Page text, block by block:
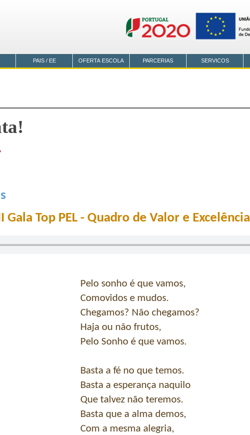
Top PEL - Quadro de Valor e Excelência
Pelo sonho é que vamos,
Comovidos e mudos.
Chegamos? Não chegamos?
Haja ou não frutos,
Pelo Sonho é que vamos.
Basta a fé no que temos.
Basta a esperança naquilo
Que talvez não teremos.
Basta que a alma demos,
Com a mesma alegria,
PAIS / EE OFERTA ESCOLA PARCERIAS SERVICOS